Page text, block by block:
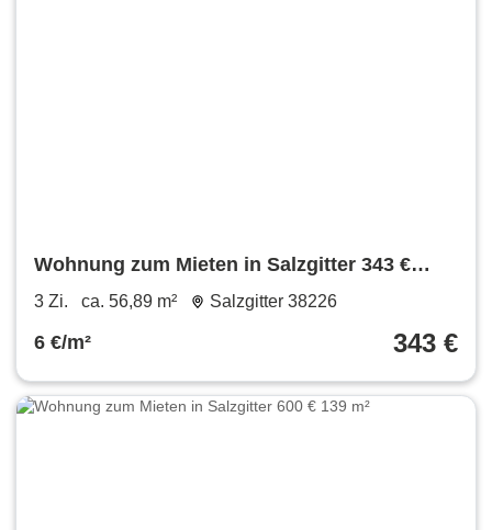
Wohnung zum Mieten in Salzgitter 343 €
56.89 m²
3 Zi. ca. 56,89 m² Salzgitter 38226
6 €/m² 343 €